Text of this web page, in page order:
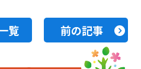
覧 前の記事